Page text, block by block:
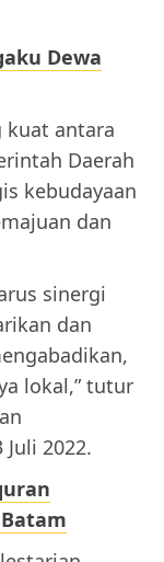
Dewa
kuat antara
Daerah
kebudayaan
dan
sinergi
dan
lokal,” tutur
Juli 2022.